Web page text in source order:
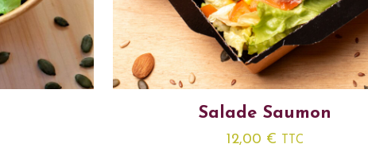
Salade Saumon
12,00 € TTC